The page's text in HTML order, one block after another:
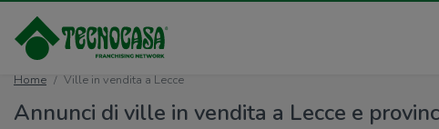
Home Ville in vendita a Lecce
Annunci di ville in vendita a Lecce e